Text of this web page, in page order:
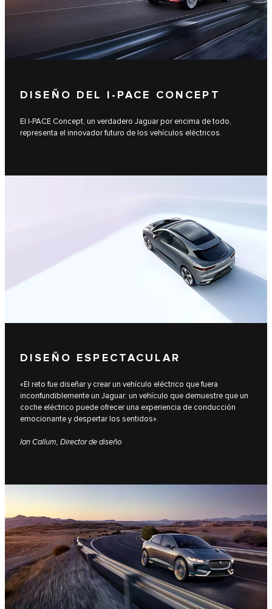
DISEÑO DEL I‑PACE CONCEPT
El I‑PACE Concept, un verdadero Jaguar por encima de todo,
representa el innovador futuro de los vehículos eléctricos.
DISEÑO ESPECTACULAR
«El reto fue diseñar y crear un vehículo eléctrico que fuera
inconfundiblemente un Jaguar: un vehículo que demuestre que un
coche eléctrico puede ofrecer una experiencia de conducción
emocionante y despertar los sentidos».
Ian Callum, Director de diseño